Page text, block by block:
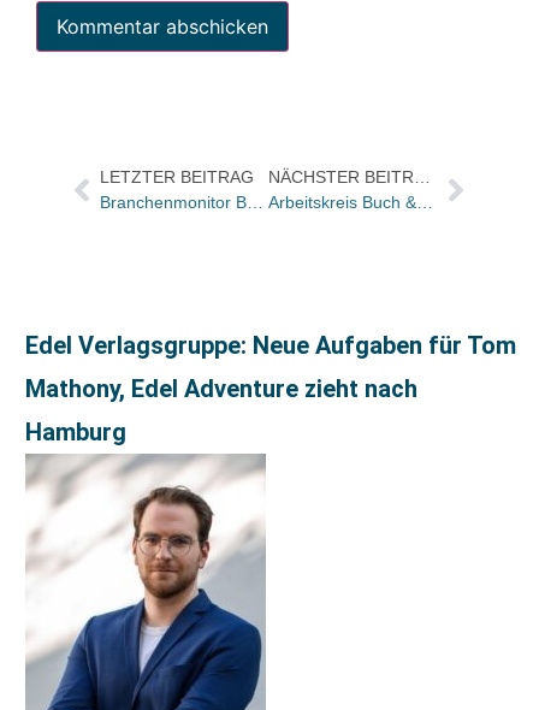
LETZTER BEITRAG
Branchenmonitor Buch meldet: Leichtes Minus zu Beginn der Sommerzeit
Edel Verlagsgruppe: Neue Aufgaben für Tom
Mathony, Edel Adventure zieht nach
Hamburg